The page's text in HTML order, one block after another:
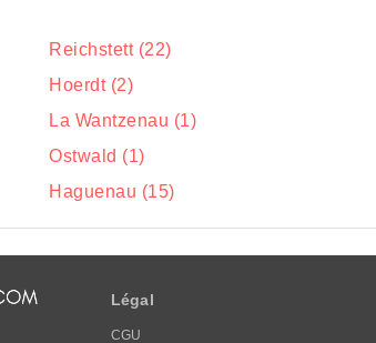
Reichstett (22)
Hoerdt (2)
La Wantzenau (1)
Ostwald (1)
Haguenau (15)
Légal
CGU